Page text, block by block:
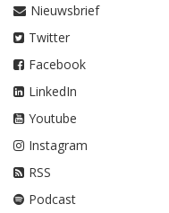
Nieuwsbrief
Twitter
Facebook
LinkedIn
Youtube
Instagram
RSS
Podcast